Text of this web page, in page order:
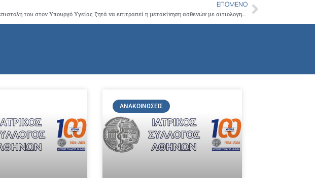
ΕΠΌΜΕΝΟ
Ο ΙΣΑ με επιστολή του στον Υπουργό Υγείας ζητά να επιτραπεί η μετακίνηση ασθενών με αιτιολογημένη βεβαίωση ελευθεροεπαγγελματία ιατρού Next
ΑΝΑΚΟΙΝΏΣΕΙΣ